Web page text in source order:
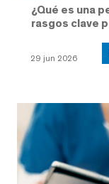
¿Qué es una
rasgos clave
29 jun 2026